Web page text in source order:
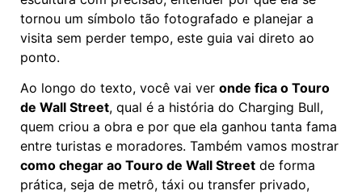
tornou um símbolo tão fotografado e planejar a
visita sem perder tempo, este guia vai direto ao
ponto.
Ao longo do texto, você vai ver onde fica o Touro
de Wall Street, qual é a história do Charging Bull,
quem criou a obra e por que ela ganhou tanta fama
entre turistas e moradores. Também vamos mostrar
como chegar ao Touro de Wall Street de forma
prática, seja de metrô, táxi ou transfer privado,